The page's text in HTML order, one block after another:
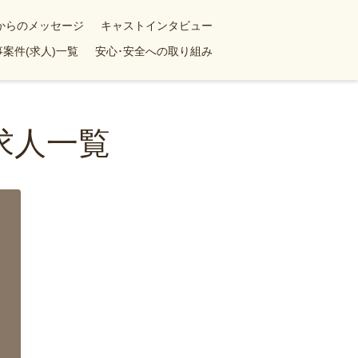
らのメッセージ
キャストインタビュー
案件(求人)一覧 安心･安全への取り組み
人一覧